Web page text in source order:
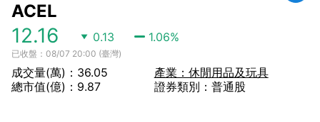
ACEL
12.16 0.13 1.06%
已收盤：08/07 20:00 (臺灣)
成交量(萬)：36.05
總市值(億)：9.87
產業：休閒用品及玩具
證券類別：普通股